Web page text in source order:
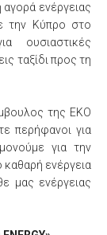
αγορά ενέργειας
την Κύπρο στο
ουσιαστικές
ταξίδι προς τη
της EKO
περήφανοι για
για την
ενέργεια
μας ενέργειας